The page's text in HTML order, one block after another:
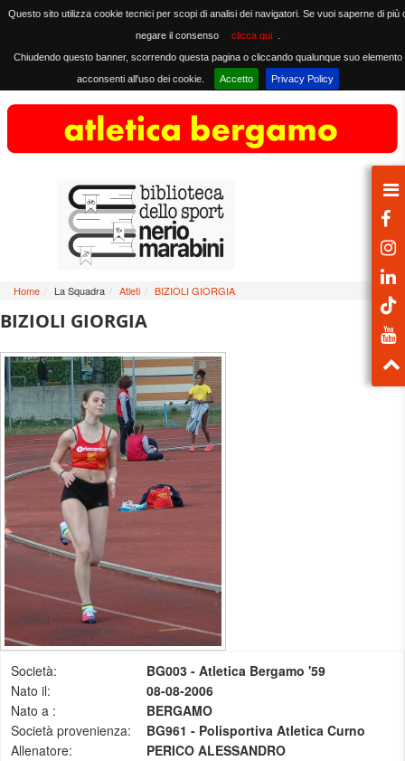
Questo sito utilizza cookie tecnici per scopi di analisi dei navigatori. Se vuoi saperne di più
negare il consenso
clicca qui
Chiudendo questo banner, scorrendo questa pagina o cliccando qualunque suo elemento
acconsenti all'uso dei cookie.
Accetto Privacy Policy
Home / La Squadra / Atleti / BIZIOLI GIORGIA
BIZIOLI GIORGIA
Società:
BG003 - Atletica Bergamo '59
Nato il:
08-08-2006
Nato a :
BERGAMO
Società provenienza:
BG961 - Polisportiva Atletica Curno
Allenatore:
PERICO ALESSANDRO